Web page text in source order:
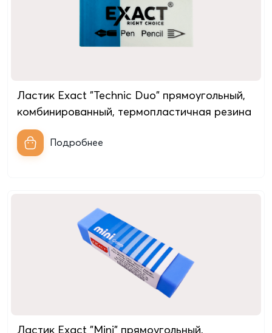
Ластик Exact "Technic Duo" прямоугольный,
комбинированный, термопластичная резина
Подробнее
Ластик Exact "Mini" прямоугольный,